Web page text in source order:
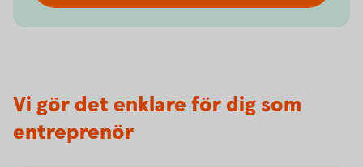
Vi gör det enklare för dig som
entreprenör